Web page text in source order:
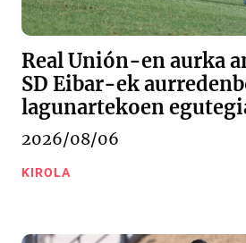
Real Unión-en aurka
SD Eibar-ek
lagunartekoen
2026/08/06
KIROLA